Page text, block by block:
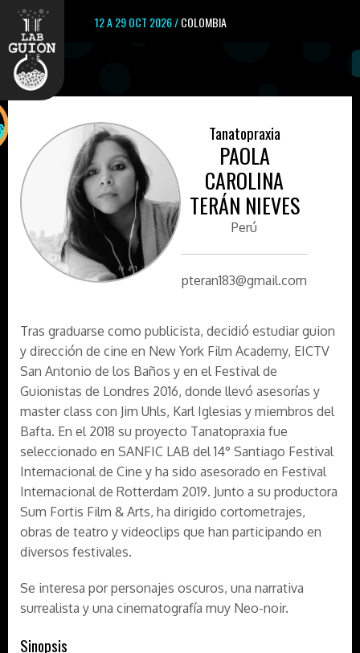
12 A 29 OCT 2026 /COLOMBIA
Tanatopraxia
PAOLA
CAROLINA
TERÁN NIEVES
Perú
pteran183@gmail.com
Tras graduarse como publicista, decidió estudiar guion
y dirección de cine en New York Film Academy, EICTV
San Antonio de los Baños y en el Festival de
Guionistas de Londres 2016, donde llevó asesorías y
master class con Jim Uhls, Karl Iglesias y miembros del
Bafta. En el 2018 su proyecto Tanatopraxia fue
seleccionado en SANFIC LAB del 14° Santiago Festival
Internacional de Cine y ha sido asesorado en Festival
Internacional de Rotterdam 2019. Junto a su productora
Sum Fortis Film & Arts, ha dirigido cortometrajes,
obras de teatro y videoclips que han participando en
diversos festivales.
Se interesa por personajes oscuros, una narrativa
surrealista y una cinematografía muy Neo-noir.
Sinopsis